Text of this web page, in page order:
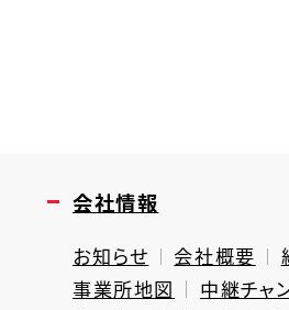
会社情報
お知らせ 会社概要
事業所地図
中継チャ